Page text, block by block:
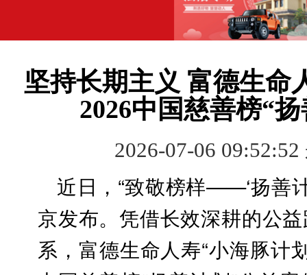
坚持长期主义 富德生命
2026中国慈善榜“
2026-07-06
近日，“致敬榜样——‘扬善
京发布。凭借长效深耕的公
系，富德生命人寿“小海豚计